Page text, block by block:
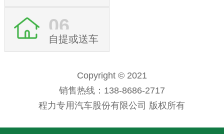
06
自提或送车
Copyright © 2021
销售热线：138-8686-2717
程力专用汽车股份有限公司 版权所有